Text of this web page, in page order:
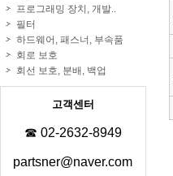
프로그래밍 장치, 개발..
필터
하드웨어, 패스너, 부속품
회로 보호
회선 보호, 분배, 백업
고객센터
☎ 02-2632-8949
partsner@naver.com